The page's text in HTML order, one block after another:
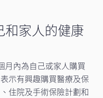
和家人的健康
月內為自己或家人購買
示有興趣購買醫療及保
住院及手術保險計劃和